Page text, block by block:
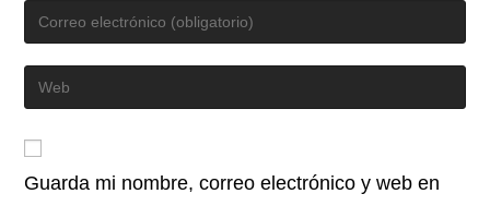
Guarda mi nombre, correo electrónico y web en